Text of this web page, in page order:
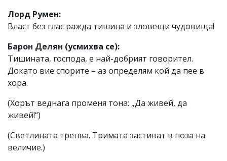
Лорд Румен:
Власт без глас ражда тишина и зловещи чудовища!
Барон Делян (усмихва се):
Тишината, господа, е най-добрият говорител.
Докато вие спорите – аз определям кой да пее в
хора.
(Хорът веднага променя тона: „Да живей, да
живей!“)
(Светлината трепва. Тримата застиват в поза на
величие.)